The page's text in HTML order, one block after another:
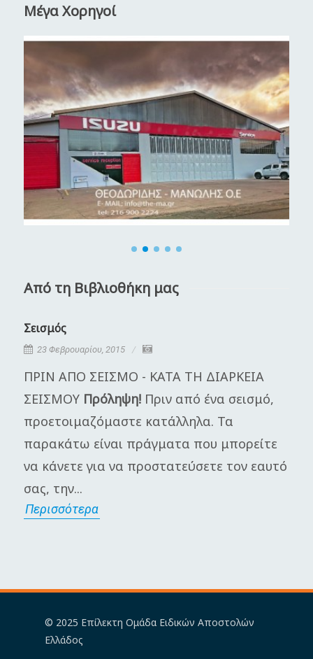
Μέγα Χορηγοί
Από τη Βιβλιοθήκη μας
Σεισμός
23 Φεβρουαρίου, 2015
ΠΡΙΝ ΑΠΟ ΣΕΙΣΜΟ - ΚΑΤΑ ΤΗ ΔΙΑΡΚΕΙΑ
ΣΕΙΣΜΟΥ Πρόληψη! Πριν από ένα σεισμό,
προετοιμαζόμαστε κατάλληλα. Τα
παρακάτω είναι πράγματα που μπορείτε
να κάνετε για να προστατεύσετε τον εαυτό
σας, την...
Περισσότερα
© 2025 Επίλεκτη Ομάδα Ειδικών Αποστολών
Ελλάδος